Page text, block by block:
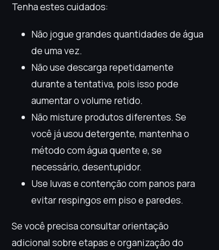
Tenha estes cuidados:
Não jogue grandes quantidades de água
de uma vez.
Não use descarga repetidamente
durante a tentativa, pois isso pode
aumentar o volume retido.
Não misture produtos diferentes. Se
você já usou detergente, mantenha o
método com água quente e, se
necessário, desentupidor.
Use luvas e contenção com panos para
evitar respingos em piso e paredes.
Se você precisa consultar orientação
adicional sobre etapas e organização do